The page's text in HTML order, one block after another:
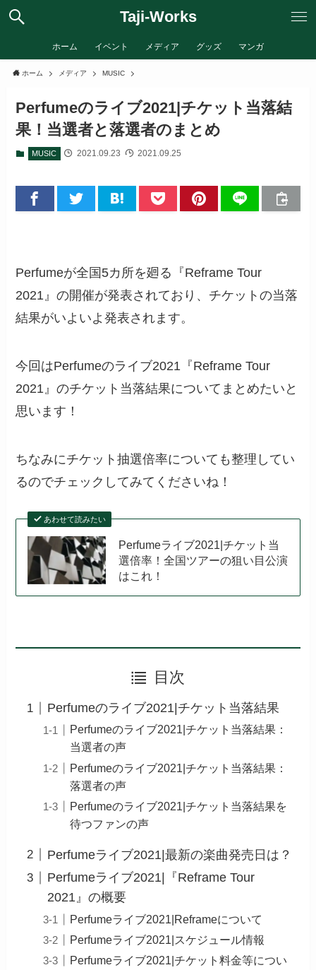
Taji-Works
ホーム イベント メディア グッズ マンガ
ホーム メディア MUSIC
Perfumeのライブ2021|チケット当落結
果！当選者と落選者のまとめ
MUSIC 2021.09.23 2021.09.25
Perfumeが全国5カ所を廻る『Reframe Tour
2021』の開催が発表されており、チケットの当落
結果がいよいよ発表されます。
今回はPerfumeのライブ2021『Reframe Tour
2021』のチケット当落結果についてまとめたいと
思います！
ちなみにチケット抽選倍率についても整理してい
るのでチェックしてみてくださいね！
あわせて読みたい
Perfumeライブ2021|チケット当
選倍率！全国ツアーの狙い目公演
はこれ！
目次
Perfumeのライブ2021|チケット当落結果
Perfumeのライブ2021|チケット当落結果：
当選者の声
Perfumeのライブ2021|チケット当落結果：
落選者の声
Perfumeのライブ2021|チケット当落結果を
待つファンの声
Perfumeライブ2021|最新の楽曲発売日は？
Perfumeライブ2021|『Reframe Tour
2021』の概要
Perfumeライブ2021|Reframeについて
Perfumeライブ2021|スケジュール情報
Perfumeライブ2021|チケット料金等につい